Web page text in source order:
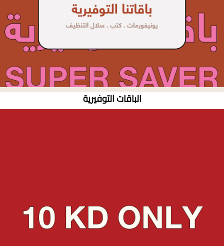
الباقات التوفيرية